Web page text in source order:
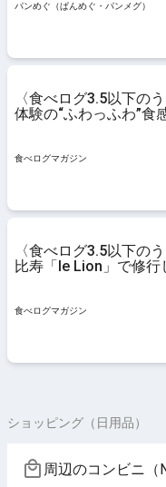
パンめぐ（ぱんめぐ・パンメグ）
〈食べログ3.5以下の
体験の“ふわっふわ”食
食べログマガジン
〈食べログ3.5以下の
比寿「le Lion」で修行
ツ」 | 食べログマガジン
食べログマガジン
ショッピング（日用品）
周辺のコンビニ（